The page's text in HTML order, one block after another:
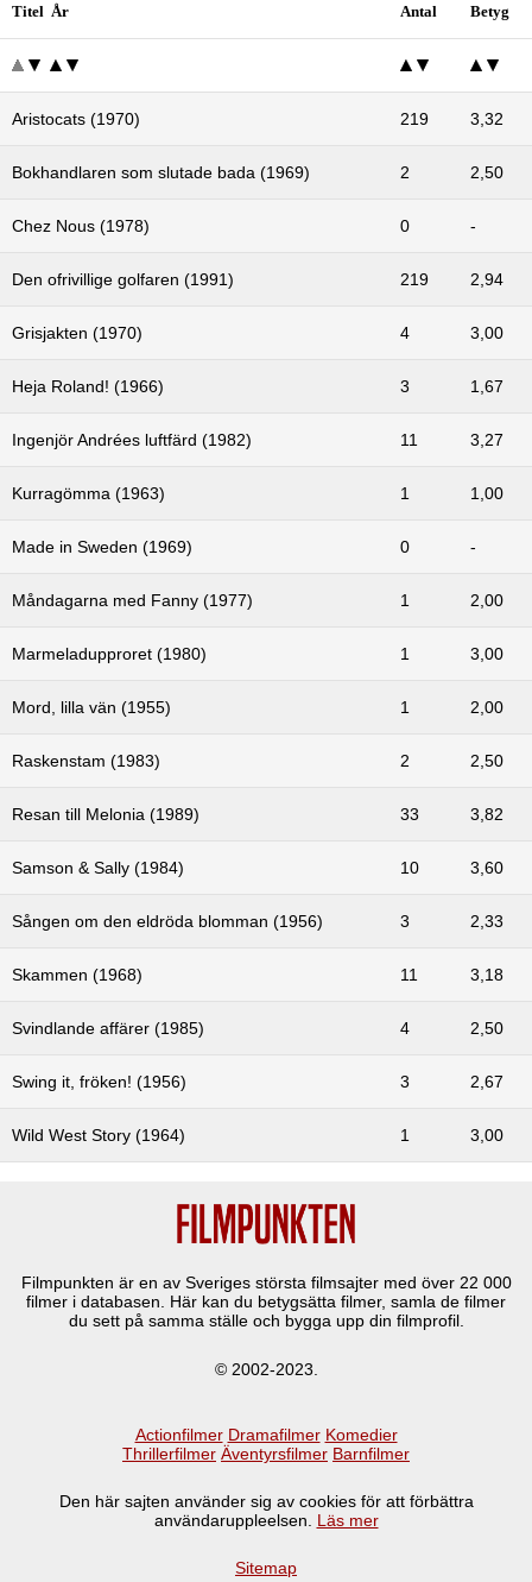
Titel År Antal Betyg
Aristocats (1970) 219 3,32
Bokhandlaren som slutade bada (1969) 2 2,50
Chez Nous (1978) 0 -
Den ofrivillige golfaren (1991) 219 2,94
Grisjakten (1970) 4 3,00
Heja Roland! (1966) 3 1,67
Ingenjör Andrées luftfärd (1982) 11 3,27
Kurragömma (1963) 1 1,00
Made in Sweden (1969) 0 -
Måndagarna med Fanny (1977) 1 2,00
Marmeladupproret (1980) 1 3,00
Mord, lilla vän (1955) 1 2,00
Raskenstam (1983) 2 2,50
Resan till Melonia (1989) 33 3,82
Samson & Sally (1984) 10 3,60
Sången om den eldröda blomman (1956) 3 2,33
Skammen (1968) 11 3,18
Svindlande affärer (1985) 4 2,50
Swing it, fröken! (1956) 3 2,67
Wild West Story (1964) 1 3,00
Filmpunkten är en av Sveriges största filmsajter med över 22 000
filmer i databasen. Här kan du betygsätta filmer, samla de filmer
du sett på samma ställe och bygga upp din filmprofil.
© 2002-2023.
Actionfilmer Dramafilmer Komedier
Thrillerfilmer Äventyrsfilmer Barnfilmer
Den här sajten använder sig av cookies för att förbättra
användaruppleelsen. Läs mer
Sitemap